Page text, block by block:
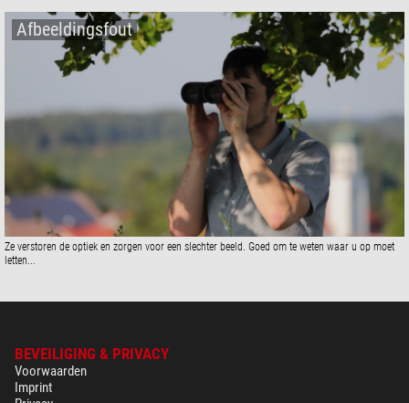
Afbeeldingsfout
Ze verstoren de optiek en zorgen voor een slechter beeld. Goed om te weten waar u op moet
letten...
BEVEILIGING & PRIVACY
Voorwaarden
Imprint